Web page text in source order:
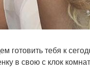
готовить тебя к
в свою с клок